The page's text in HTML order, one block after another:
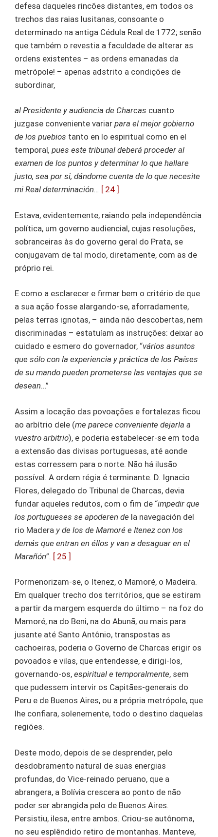
defesa daqueles rincões distantes, em todos os
trechos das raias lusitanas, consoante o
determinado na antiga Cédula Real de 1772; senão
que também o revestia a faculdade de alterar as
ordens existentes – as ordens emanadas da
metrópole! – apenas adstrito a condições de
subordinar,
al Presidente y audiencia de Charcas cuanto
juzgase conveniente variar para el mejor gobierno
de los puebios tanto en lo espiritual como en el
temporal, pues este tribunal deberá proceder al
examen de los puntos y determinar lo que hallare
justo, sea por si, dándome cuenta de lo que necesite
mi Real determinación… [ 24 ]
Estava, evidentemente, raiando pela independência
política, um governo audiencial, cujas resoluções,
sobranceiras às do governo geral do Prata, se
conjugavam de tal modo, diretamente, com as de
próprio rei.
E como a esclarecer e firmar bem o critério de que
a sua ação fosse alargando-se, aforradamente,
pelas terras ignotas, – ainda não descobertas, nem
discriminadas – estatuíam as instruções: deixar ao
cuidado e esmero do governador, “vários asuntos
que sólo con la experiencia y práctica de los Países
de su mando pueden prometerse las ventajas que se
desean…”
Assim a locação das povoações e fortalezas ficou
ao arbítrio dele (me parece conveniente dejarla a
vuestro arbitrio), e poderia estabelecer-se em toda
a extensão das divisas portuguesas, até aonde
estas corressem para o norte. Não há ilusão
possível. A ordem régia é terminante. D. Ignacio
Flores, delegado do Tribunal de Charcas, devia
fundar aqueles redutos, com o fim de “impedir que
los portugueses se apoderen de la navegación del
rio Madera y de los de Mamoré e Itenez con los
demás que entran en éllos y van a desaguar en el
Marañón”. [ 25 ]
Pormenorizam-se, o Itenez, o Mamoré, o Madeira.
Em qualquer trecho dos territórios, que se estiram
a partir da margem esquerda do último – na foz do
Mamoré, na do Beni, na do Abunã, ou mais para
jusante até Santo Antônio, transpostas as
cachoeiras, poderia o Governo de Charcas erigir os
povoados e vilas, que entendesse, e dirigi-los,
governando-os, espiritual e temporalmente, sem
que pudessem intervir os Capitães-generais do
Peru e de Buenos Aires, ou a própria metrópole, que
lhe confiara, solenemente, todo o destino daquelas
regiões.
Deste modo, depois de se desprender, pelo
desdobramento natural de suas energias
profundas, do Vice-reinado peruano, que a
abrangera, a Bolívia crescera ao ponto de não
poder ser abrangida pelo de Buenos Aires.
Persistiu, ilesa, entre ambos. Criou-se autônoma,
no seu esplêndido retiro de montanhas. Manteve,